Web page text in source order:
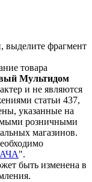
фрагмент
товара
Мультидом
и не являются
статьи 437,
указанные на
розничными
магазинов.
".
быть изменена в